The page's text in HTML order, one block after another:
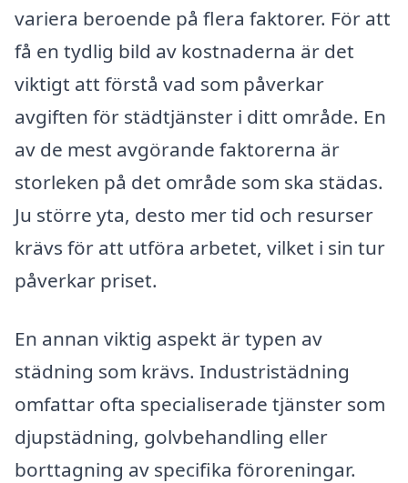
variera beroende på flera faktorer. För att
få en tydlig bild av kostnaderna är det
viktigt att förstå vad som påverkar
avgiften för städtjänster i ditt område. En
av de mest avgörande faktorerna är
storleken på det område som ska städas.
Ju större yta, desto mer tid och resurser
krävs för att utföra arbetet, vilket i sin tur
påverkar priset.
En annan viktig aspekt är typen av
städning som krävs. Industristädning
omfattar ofta specialiserade tjänster som
djupstädning, golvbehandling eller
borttagning av specifika föroreningar.